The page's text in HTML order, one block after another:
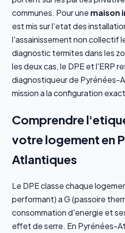
communes. Pour une maison
est mis sur l'etat des
l'assainissement non collectif
diagnostic termites dans les
les deux cas, le DPE et l'ERP
diagnostiqueur de Pyrénées-
mission a la configuration
Comprendre
votre logement en
Atlantiques
Le DPE classe chaque
performant) a G (passoire
consommation d'energie et
effet de serre. En Pyrénées-